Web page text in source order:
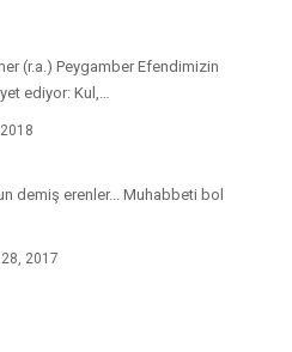
(r.a.) Peygamber Efendimizin
ediyor: Kul,…
demiş erenler... Muhabbeti bol
2017